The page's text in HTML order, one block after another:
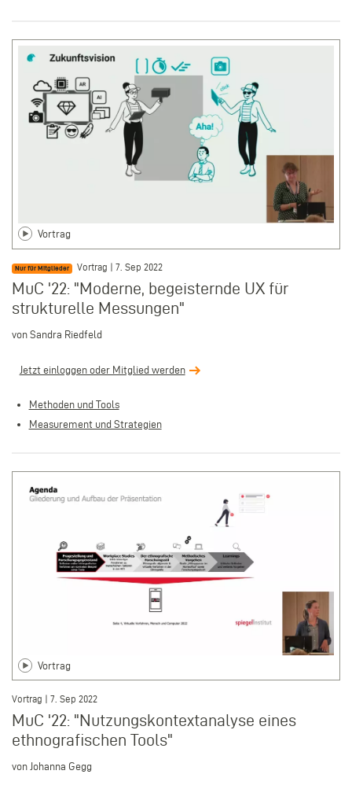
Vortrag
Nur für Mitglieder Vortrag | 7. Sep 2022
MuC '22: "Moderne, begeisternde UX für
strukturelle Messungen"
von Sandra Riedfeld
Jetzt einloggen oder Mitglied werden
Methoden und Tools
Measurement und Strategien
Vortrag
Vortrag | 7. Sep 2022
MuC '22: "Nutzungskontextanalyse eines
ethnografischen Tools"
von Johanna Gegg